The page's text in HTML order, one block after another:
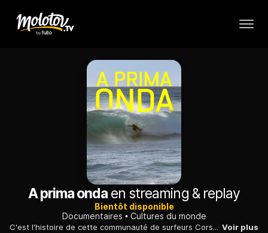
A prima ondaen streaming & replay
Bientôt disponible
Documentaires
Cultures du monde
C'est l'histoire de cette communauté de surfeurs Corses, souvent marginalisée, mais qui semble aujourd'hui intéresser le plus grand nombre. Qu'est-ce qui a pû inverser cette tendance ? Le fait que les gens recherchent une paix intérieur dans un monde toujours plus violent ? Le respect de l'environnement ? Un effet de mode ? Voir plus